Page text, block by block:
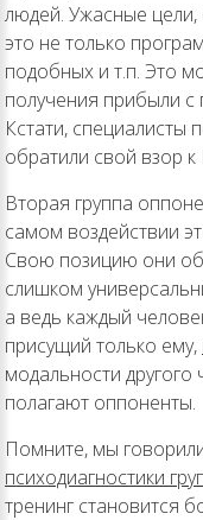
людей. Ужасные
это не только
подобных и т.п. Это
получения прибыли
Кстати, специалисты
обратили свой взор
Вторая группа
самом воздействии
Свою позицию они
слишком
а ведь каждый
присущий только ему,
модальности
полагают оппоненты.
Помните, мы
психодиагностики
тренинг становится